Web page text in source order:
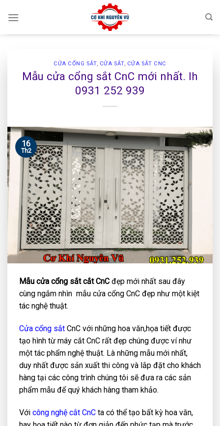
CỬA CỔNG SẮT, CỬA SẮT, CỬA SẮT CNC
Mẫu cửa cổng sắt CnC mới nhất. lh
0931 252 939
16
Th2
Mẫu cửa cổng sắt cắt CnC đẹp mới nhất sau đây
cùng ngắm nhìn mẫu cửa cổng CnC đẹp như một kiệt
tác nghệ thuật.
Cửa cổng sắt CnC với những hoa văn,họa tiết được
tạo hình từ máy cắt CnC rất đẹp chúng được ví như
một tác phẩm nghệ thuật. Là những mẫu mới nhất,
duy nhất được sản xuất thi công và lắp đặt cho khách
hàng tại các công trình chúng tôi sẽ đưa ra các sản
phẩm mẫu để quý khách hàng tham khảo.
Với công nghệ cắt CnC ta có thể tạo bất kỳ hoa văn,